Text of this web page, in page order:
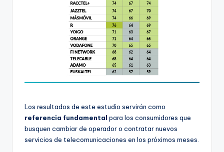
Los resultados de este estudio servirán como
referencia fundamental para los consumidores que
busquen cambiar de operador o contratar nuevos
servicios de telecomunicaciones en los próximos meses.